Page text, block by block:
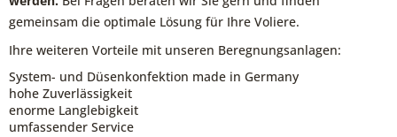
gemeinsam die optimale Lösung für Ihre Voliere.
Ihre weiteren Vorteile mit unseren Beregnungsanlagen:
System- und Düsenkonfektion made in Germany
hohe Zuverlässigkeit
enorme Langlebigkeit
umfassender Service